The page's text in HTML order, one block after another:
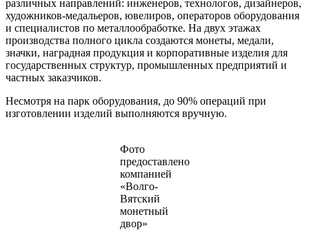
различных направлений: инженеров, технологов, дизайнеров,
художников-медальеров, ювелиров, операторов оборудования
и специалистов по металлообработке. На двух этажах
производства полного цикла создаются монеты, медали,
значки, наградная продукция и корпоративные изделия для
государственных структур, промышленных предприятий и
частных заказчиков.
Несмотря на парк оборудования, до 90% операций при
изготовлении изделий выполняются вручную.
Фото
предоставлено
компанией
«Волго-
Вятский
монетный
двор»